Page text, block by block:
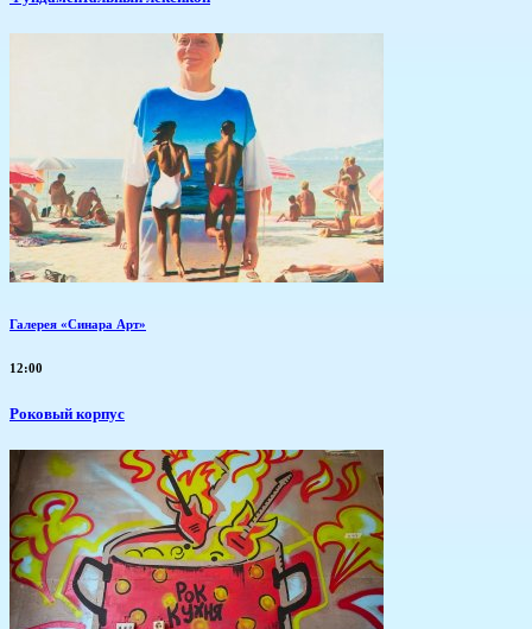
Галерея «Синара Арт»
12:00
Роковый корпус